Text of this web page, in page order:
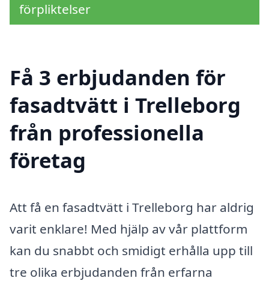
förpliktelser
Få 3 erbjudanden för
fasadtvätt i Trelleborg
från professionella
företag
Att få en fasadtvätt i Trelleborg har aldrig
varit enklare! Med hjälp av vår plattform
kan du snabbt och smidigt erhålla upp till
tre olika erbjudanden från erfarna